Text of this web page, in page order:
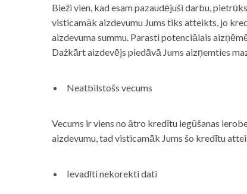
Bieži vien, kad esam pazaudējuši darbu,
visticamāk aizdevumu Jums tiks atteikts, jo
aizdevuma summu. Parasti potenciālais
Dažkārt aizdevējs piedāvā Jums aizņemties
Neatbilstošs vecums
Vecums ir viens no ātro kredītu iegūšanas
aizdevumu, tad visticamāk Jums šo kredītu
Ievadīti nekorekti dati